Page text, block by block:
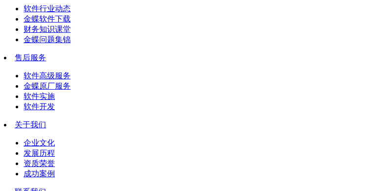
软件行业动态
金蝶软件下载
财务知识课堂
金蝶问题集锦
售后服务
软件高级服务
金蝶原厂服务
软件实施
软件开发
关于我们
企业文化
发展历程
资质荣誉
成功案例